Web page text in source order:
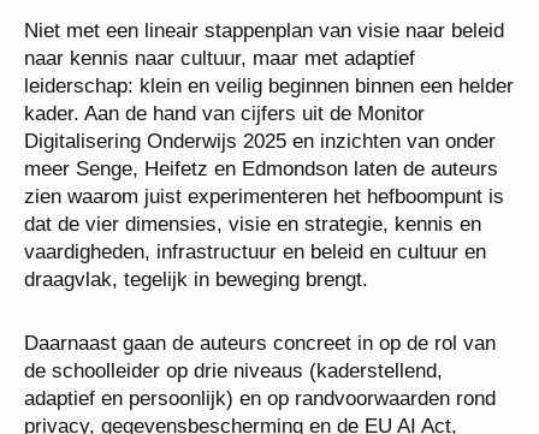
Niet met een lineair stappenplan van visie naar beleid
naar kennis naar cultuur, maar met adaptief
leiderschap: klein en veilig beginnen binnen een helder
kader. Aan de hand van cijfers uit de Monitor
Digitalisering Onderwijs 2025 en inzichten van onder
meer Senge, Heifetz en Edmondson laten de auteurs
zien waarom juist experimenteren het hefboompunt is
dat de vier dimensies, visie en strategie, kennis en
vaardigheden, infrastructuur en beleid en cultuur en
draagvlak, tegelijk in beweging brengt.
Daarnaast gaan de auteurs concreet in op de rol van
de schoolleider op drie niveaus (kaderstellend,
adaptief en persoonlijk) en op randvoorwaarden rond
privacy, gegevensbescherming en de EU AI Act,